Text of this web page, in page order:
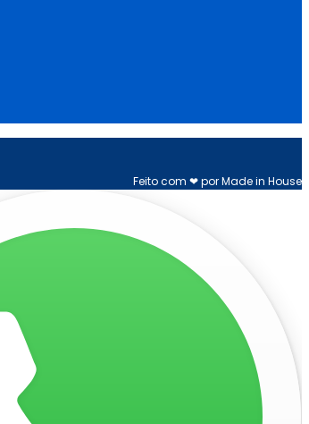
Feito com ❤ por Made in House